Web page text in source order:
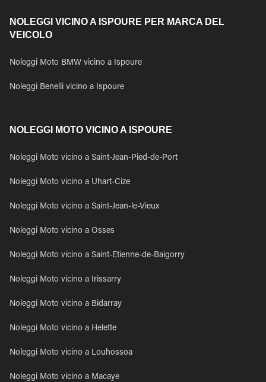
NOLEGGI VICINO A ISPOURE PER MARCA DEL
VEICOLO
Noleggi Moto BMW vicino a Ispoure
Noleggi Benelli vicino a Ispoure
NOLEGGI MOTO VICINO A ISPOURE
Noleggi Moto vicino a Saint-Jean-Pied-de-Port
Noleggi Moto vicino a Uhart-Cize
Noleggi Moto vicino a Saint-Jean-le-Vieux
Noleggi Moto vicino a Osses
Noleggi Moto vicino a Saint-Etienne-de-Baigorry
Noleggi Moto vicino a Irissarry
Noleggi Moto vicino a Bidarray
Noleggi Moto vicino a Helette
Noleggi Moto vicino a Louhossoa
Noleggi Moto vicino a Macaye